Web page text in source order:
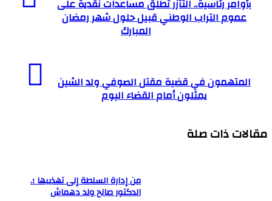
بأوامر رئاسية.. التآزر تطلق مساعدات نقدية على
عموم التراب الوطني قبيل حلول شهر رمضان
المبارك
المتهمون في قضية مقتل الصوفي ولد الشين
يمثلون أمام القضاء اليوم
مقالات ذات صلة
من إدارة السلطة إلى تهذيبها ؛.
الدكتور صالح ولد دهماش